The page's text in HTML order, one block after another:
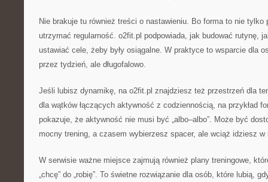
Nie brakuje tu również treści o nastawieniu. Bo forma to nie tylko
utrzymać regularność. o2fit.pl podpowiada, jak budować rutynę,
ustawiać cele, żeby były osiągalne. W praktyce to wsparcie dla
przez tydzień, ale długofalowo.
Jeśli lubisz dynamikę, na o2fit.pl znajdziesz też przestrzeń dla
dla wątków łączących aktywność z codziennością, na przykład
pokazuje, że aktywność nie musi być „albo–albo”. Może być
mocny trening, a czasem wybierzesz spacer, ale wciąż idziesz w
W serwisie ważne miejsce zajmują również plany treningowe,
„chcę” do „robię”. To świetne rozwiązanie dla osób, które lubią,